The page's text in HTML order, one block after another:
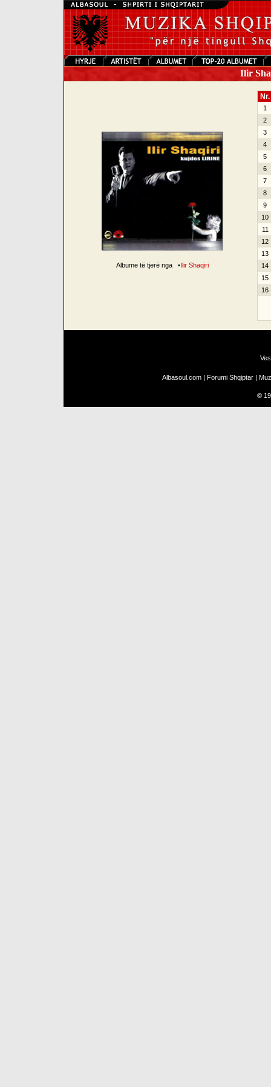
Ilir
Albume të tjerë nga •Ilir Shaqiri
Nr.
1
2
3
4
5
6
7
8
9
10
11
12
13
14
15
16
Albasoul.com | Forumi Shqiptar |
©